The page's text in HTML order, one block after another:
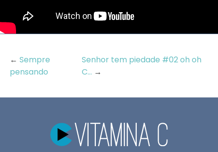
← Sempre
pensando
Senhor tem piedade #02 oh oh
C... →